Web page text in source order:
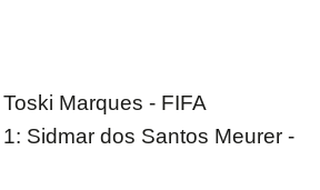
Marques - FIFA
Sidmar dos Santos Meurer -